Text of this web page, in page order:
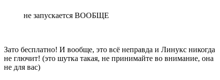
не запускается ВООБЩЕ
Зато бесплатно! И вообще, это всё неправда и Линукс никогда
не глючит! (это шутка такая, не принимайте во внимание, она
не для вас)